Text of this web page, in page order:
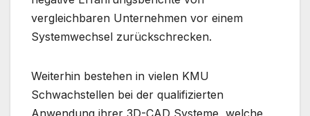
vergleichbaren Unternehmen vor einem
Systemwechsel zurückschrecken.
Weiterhin bestehen in vielen KMU
Schwachstellen bei der qualifizierten
Anwendung ihrer 3D-CAD Systeme, welche